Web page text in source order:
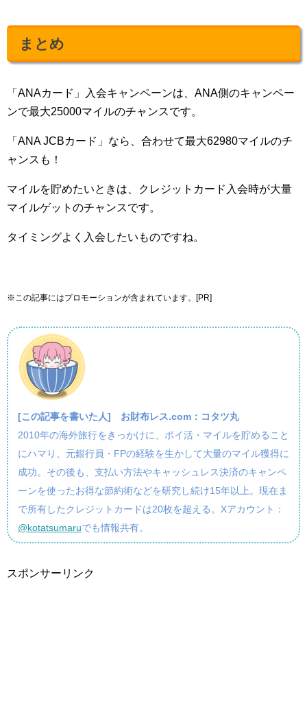
まとめ
「ANAカード」入会キャンペーンは、ANA側のキャンペー
ンで最大25000マイルのチャンスです。
「ANA JCBカード」なら、合わせて最大62980マイルのチ
ャンスも！
マイルを貯めたいときは、クレジットカード入会時が大量
マイルゲットのチャンスです。
タイミングよく入会したいものですね。
※この記事にはプロモーションが含まれています。[PR]
[この記事を書いた人] お財布レス.com：コタツ丸
2010年の海外旅行をきっかけに、ポイ活・マイルを貯めること
にハマり、元銀行員・FPの経験を生かして大量のマイル獲得に
成功。その後も、支払い方法やキャッシュレス決済のキャンペ
ーンを使ったお得な節約術などを研究し続け15年以上。現在ま
で所有したクレジットカードは20枚を超える。Xアカウント：
@kotatsumaruでも情報共有。
スポンサーリンク